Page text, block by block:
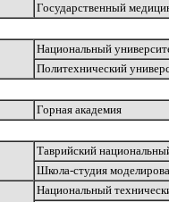
Государственный
Национальный
Политехнический
Горная академия
Таврийский
Школа-студия
Национальный